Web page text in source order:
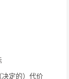
定的）代价